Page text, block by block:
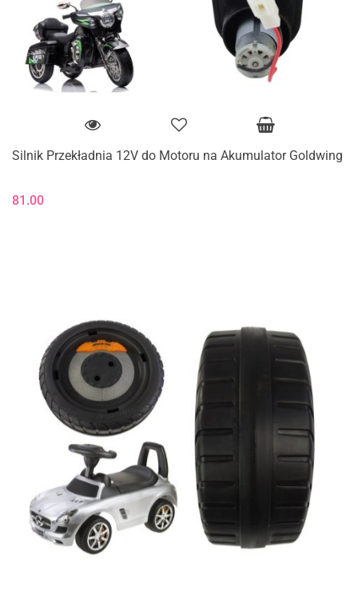
Silnik Przekładnia 12V do Motoru na Akumulator Goldwing
81.00